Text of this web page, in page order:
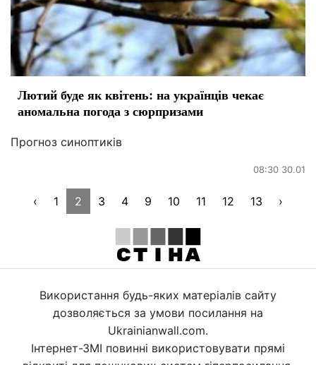
Лютий буде як квітень: на українців чекає
аномальна погода з сюрпризами
Прогноз синоптиків
08:30 30.01
‹ 1 2 3 4 9 10 11 12 13 ›
Використання будь-яких матеріалів сайту
дозволяється за умови посилання на
Ukrainianwall.com.
Інтернет-ЗМІ повинні використовувати прямі